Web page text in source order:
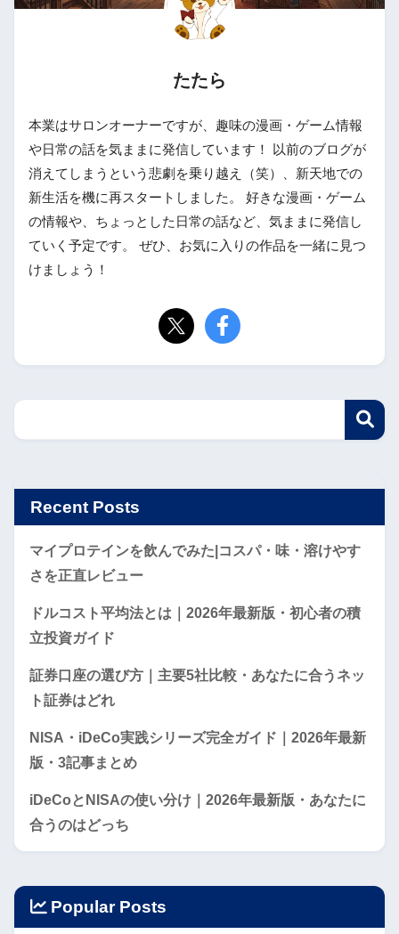
たたら
本業はサロンオーナーですが、趣味の漫画・ゲーム情報
や日常の話を気ままに発信しています！ 以前のブログが
消えてしまうという悲劇を乗り越え（笑）、新天地での
新生活を機に再スタートしました。 好きな漫画・ゲーム
の情報や、ちょっとした日常の話など、気ままに発信し
ていく予定です。 ぜひ、お気に入りの作品を一緒に見つ
けましょう！
Recent Posts
マイプロテインを飲んでみた|コスパ・味・溶けやす
さを正直レビュー
ドルコスト平均法とは｜2026年最新版・初心者の積
立投資ガイド
証券口座の選び方｜主要5社比較・あなたに合うネッ
ト証券はどれ
NISA・iDeCo実践シリーズ完全ガイド｜2026年最新
版・3記事まとめ
iDeCoとNISAの使い分け｜2026年最新版・あなたに
合うのはどっち
Popular Posts